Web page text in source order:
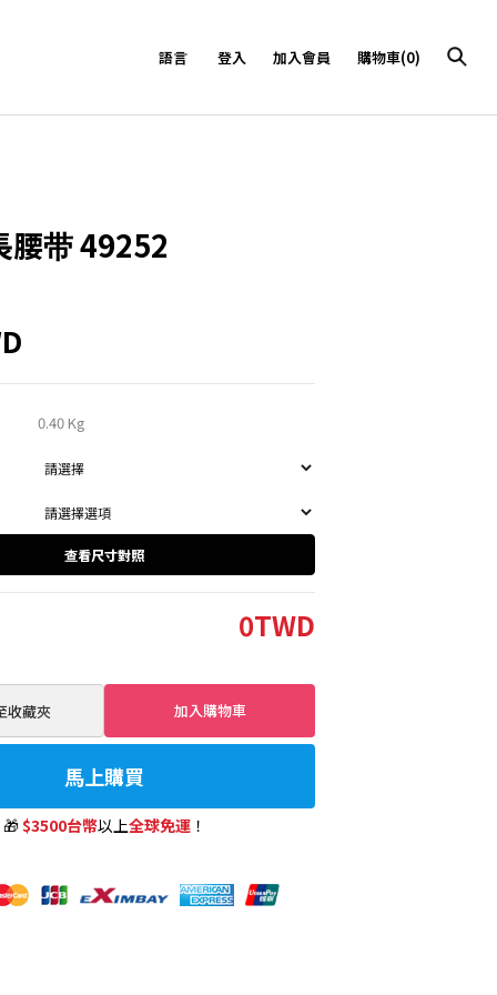
語言 登入 加入會員 購物車(0)
腰带 49252
0.40 Kg
查看尺寸對照
0TWD
收藏夾 加入購物車
馬上購買
🎁$3500台幣以上全球免運！